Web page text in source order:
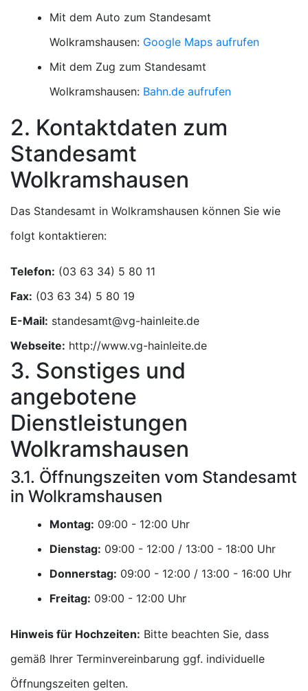
Mit dem Auto zum Standesamt
Wolkramshausen: Google Maps aufrufen
Mit dem Zug zum Standesamt
Wolkramshausen: Bahn.de aufrufen
2. Kontaktdaten zum
Standesamt
Wolkramshausen
Das Standesamt in Wolkramshausen können Sie wie
folgt kontaktieren:
Telefon:
Fax:
E-Mail:
Webseite: http://www.vg-hainleite.de
3. Sonstiges und
angebotene
Dienstleistungen
Wolkramshausen
3.1. Öffnungszeiten vom Standesamt
in Wolkramshausen
Montag:
Uhr
Dienstag:
Uhr
Donnerstag:
Uhr
Freitag:
Uhr
Hinweis für Hochzeiten: Bitte beachten Sie, dass
gemäß Ihrer Terminvereinbarung ggf. individuelle
Öffnungszeiten gelten.